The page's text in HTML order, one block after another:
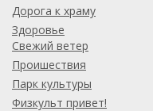
Дорога к храму
Здоровье
Свежий ветер
Проишествия
Парк культуры
Физкульт привет!